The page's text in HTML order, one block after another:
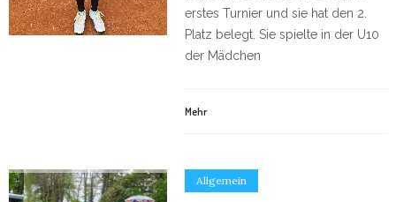
erstes Turnier und sie hat den 2.
Platz belegt. Sie spielte in der U10
der Mädchen
Mehr
Allgemein